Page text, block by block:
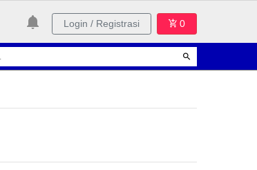
Login / Registrasi 0